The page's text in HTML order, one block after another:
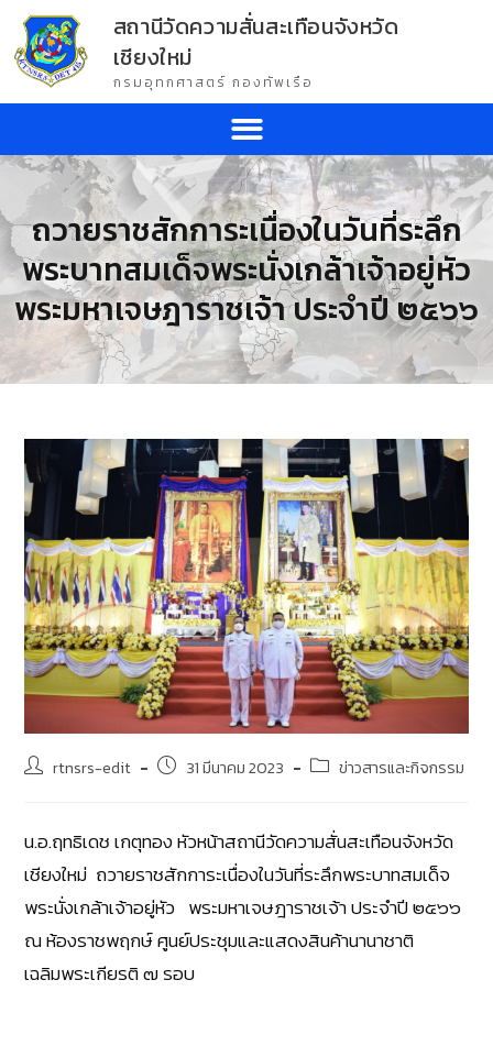
สถานีวัดความสั่นสะเทือนจังหวัด
เชียงใหม่
กรมอุทกศาสตร์ กองทัพเรือ
ถวายราชสักการะเนื่องในวันที่ระลึก
พระบาทสมเด็จพระนั่งเกล้าเจ้าอยู่หัว
พระมหาเจษฎาราชเจ้า ประจำปี ๒๕๖๖
rtnsrs-edit 31 มีนาคม 2023 ข่าวสารและกิจกรรม
น.อ.ฤทธิเดช เกตุทอง หัวหน้าสถานีวัดความสั่นสะเทือนจังหวัด
เชียงใหม่ ถวายราชสักการะเนื่องในวันที่ระลึกพระบาทสมเด็จ
พระนั่งเกล้าเจ้าอยู่หัว พระมหาเจษฎาราชเจ้า ประจำปี ๒๕๖๖
ณ ห้องราชพฤกษ์ ศูนย์ประชุมและแสดงสินค้านานาชาติ
เฉลิมพระเกียรติ ๗ รอบ